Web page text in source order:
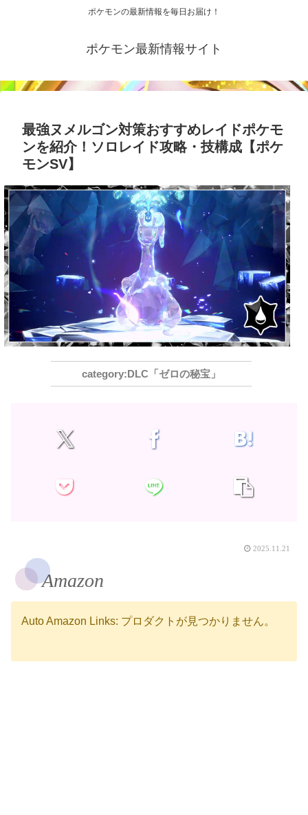
ポケモンの最新情報を毎日お届け！
ポケモン最新情報サイト
最強ヌメルゴン対策おすすめレイドポケモ
ンを紹介！ソロレイド攻略・技構成【ポケ
モンSV】
DLC「ゼロの秘宝」
2025.11.21
Amazon
Auto Amazon Links: プロダクトが見つかりません。